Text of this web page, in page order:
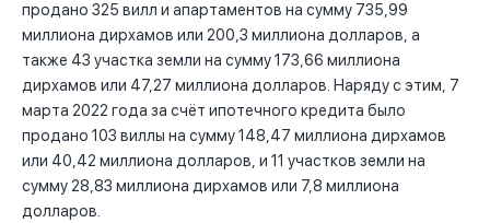
продано 325 вилл и апартаментов на сумму 735,99
миллиона дирхамов или 200,3 миллиона долларов, а
также 43 участка земли на сумму 173,66 миллиона
дирхамов или 47,27 миллиона долларов. Наряду с этим, 7
марта 2022 года за счёт ипотечного кредита было
продано 103 виллы на сумму 148,47 миллиона дирхамов
или 40,42 миллиона долларов, и 11 участков земли на
сумму 28,83 миллиона дирхамов или 7,8 миллиона
долларов.